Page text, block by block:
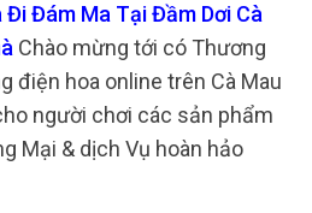
Đám Ma Tại Đầm Dơi Cà
Chào mừng tới có Thương
điện hoa online trên Cà Mau
người chơi các sản phẩm
Mại & dịch Vụ hoàn hảo